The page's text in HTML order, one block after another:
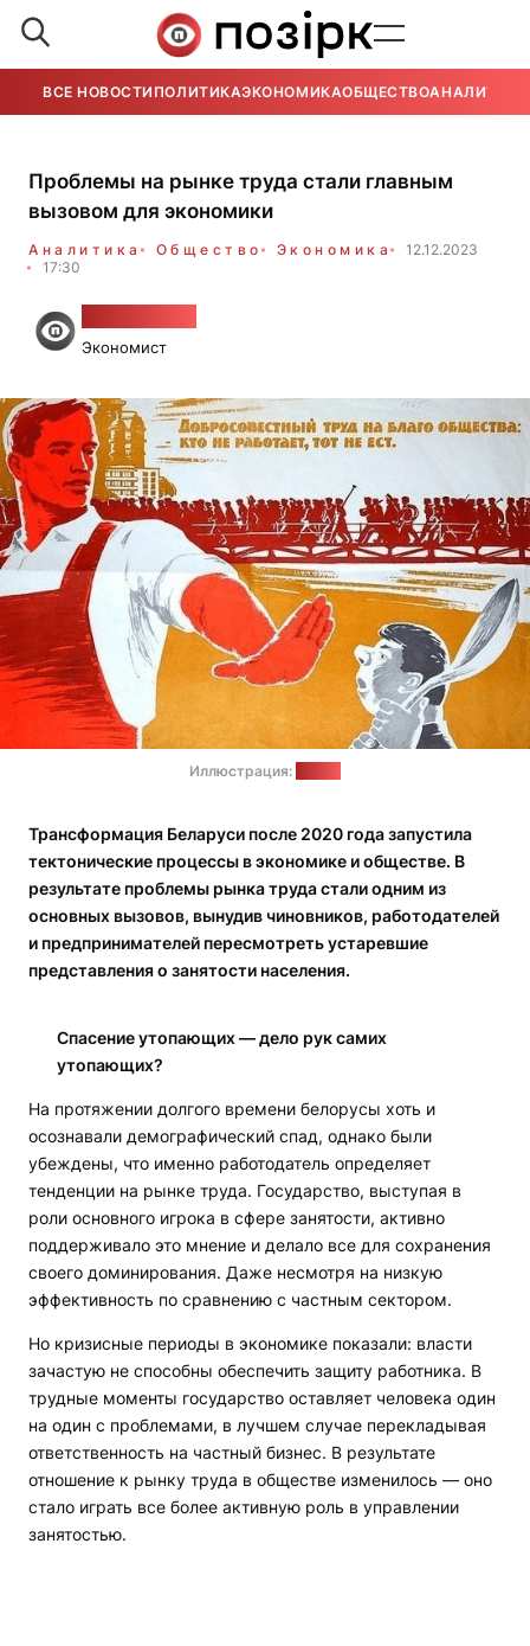
ВСЕ НОВОСТИ ПОЛИТИКАЭКОНОМИКАОБЩЕСТВОАНАЛИТИКА
Проблемы на рынке труда стали главным
вызовом для экономики
Аналитика Общество Экономика
12.12.2023
17:30
Экономист
Иллюстрация:
Трансформация Беларуси после 2020 года запустила
тектонические процессы в экономике и обществе. В
результате проблемы рынка труда стали одним из
основных вызовов, вынудив чиновников, работодателей
и предпринимателей пересмотреть устаревшие
представления о занятости населения.
Спасение утопающих — дело рук самих
утопающих?
На протяжении долгого времени белорусы хоть и
осознавали демографический спад, однако были
убеждены, что именно работодатель определяет
тенденции на рынке труда. Государство, выступая в
роли основного игрока в сфере занятости, активно
поддерживало это мнение и делало все для сохранения
своего доминирования. Даже несмотря на низкую
эффективность по сравнению с частным сектором.
Но кризисные периоды в экономике показали: власти
зачастую не способны обеспечить защиту работника. В
трудные моменты государство оставляет человека один
на один с проблемами, в лучшем случае перекладывая
ответственность на частный бизнес. В результате
отношение к рынку труда в обществе изменилось — оно
стало играть все более активную роль в управлении
занятостью.